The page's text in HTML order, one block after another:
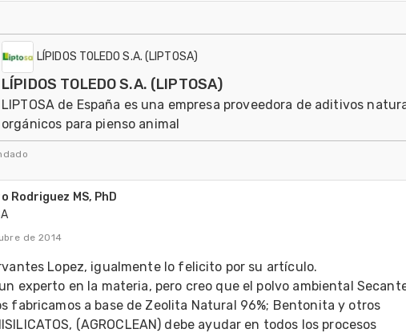
LÍPIDOS TOLEDO S.A. (LIPTOSA)
LÍPIDOS TOLEDO S.A. (LIPTOSA)
LIPTOSA de España es una empresa proveedora de aditivos
orgánicos para pienso animal
Rodriguez MS, PhD
de 2014
Lopez, igualmente lo felicito por su artículo.
experto en la materia, pero creo que el polvo ambiental
fabricamos a base de Zeolita Natural 96%; Bentonita y otros
(AGROCLEAN) debe ayudar en todos los procesos